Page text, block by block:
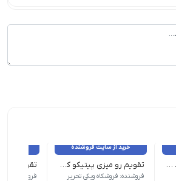
تقویم رومیزی چوبی کد TA-SH71
خرید از سایت فروشنده
تقویم رو میزی پیتیکو کد ۷۷۸ وزن 50 گرم نام محصول| تقویم رو میزی پیتیکو کد 778| ابعاد 12×12| نوع صحافی| فنری
فروشنده: فروشکاه ویکی تحریر
وزن 5 گرم | نام محصول: تقویم دیواری 1405 10 برگی | ابعاد: 49×33 سانتیمتر | سایر مشخصات: طراحی جدید
فروشنده: